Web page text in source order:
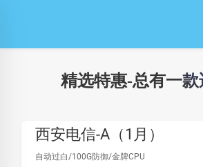
精选特惠-总有一款
西安电信-A（1月）
自动过白/100G防御/金牌CPU